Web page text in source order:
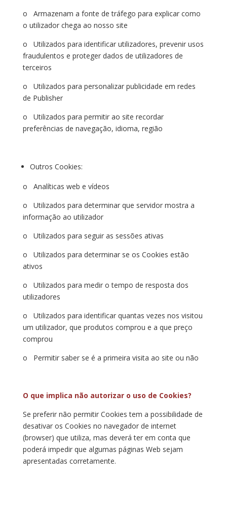
o Armazenam a fonte de tráfego para explicar como
o utilizador chega ao nosso site
o Utilizados para identificar utilizadores, prevenir usos
fraudulentos e proteger dados de utilizadores de
terceiros
o Utilizados para personalizar publicidade em redes
de Publisher
o Utilizados para permitir ao site recordar
preferências de navegação, idioma, região
Outros Cookies:
o Analíticas web e vídeos
o Utilizados para determinar que servidor mostra a
informação ao utilizador
o Utilizados para seguir as sessões ativas
o Utilizados para determinar se os Cookies estão
ativos
o Utilizados para medir o tempo de resposta dos
utilizadores
o Utilizados para identificar quantas vezes nos visitou
um utilizador, que produtos comprou e a que preço
comprou
o Permitir saber se é a primeira visita ao site ou não
O que implica não autorizar o uso de Cookies?
Se preferir não permitir Cookies tem a possibilidade de
desativar os Cookies no navegador de internet
(browser) que utiliza, mas deverá ter em conta que
poderá impedir que algumas páginas Web sejam
apresentadas corretamente.